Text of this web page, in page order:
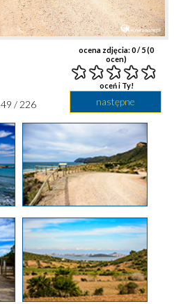
ocena zdjęcia:0/ 5 (0
ocen)
oceń i Ty!
następne
49 / 226